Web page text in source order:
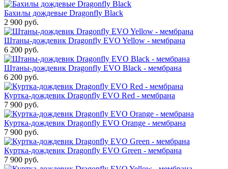
Бахилы дождевые Dragonfly Black
2 900 руб.
Штаны-дождевик Dragonfly EVO Yellow - мембрана
6 200 руб.
Штаны-дождевик Dragonfly EVO Black - мембрана
6 200 руб.
Куртка-дождевик Dragonfly EVO Red - мембрана
7 900 руб.
Куртка-дождевик Dragonfly EVO Orange - мембрана
7 900 руб.
Куртка-дождевик Dragonfly EVO Green - мембрана
7 900 руб.